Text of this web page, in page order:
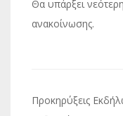
Θα υπάρξει
ανακοίνωσης.
Προκηρύξεις